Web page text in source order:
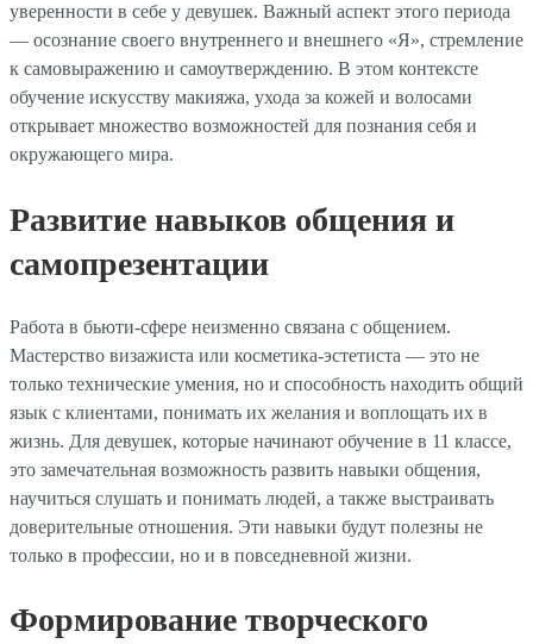
уверенности в себе у девушек. Важный аспект этого периода
— осознание своего внутреннего и внешнего «Я», стремление
к самовыражению и самоутверждению. В этом контексте
обучение искусству макияжа, ухода за кожей и волосами
открывает множество возможностей для познания себя и
окружающего мира.
Развитие навыков общения и
самопрезентации
Работа в бьюти-сфере неизменно связана с общением.
Мастерство визажиста или косметика-эстетиста — это не
только технические умения, но и способность находить общий
язык с клиентами, понимать их желания и воплощать их в
жизнь. Для девушек, которые начинают обучение в 11 классе,
это замечательная возможность развить навыки общения,
научиться слушать и понимать людей, а также выстраивать
доверительные отношения. Эти навыки будут полезны не
только в профессии, но и в повседневной жизни.
Формирование творческого